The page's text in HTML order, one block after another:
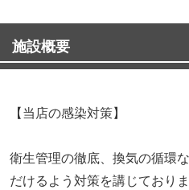
施設概要
【当店の感染対策】
衛生管理の徹底、換気の循環
だけるよう対策を講じておりま